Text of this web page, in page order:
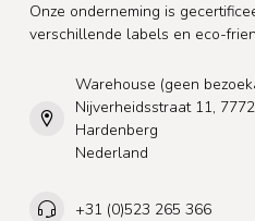
Onze onderneming is
verschillende labels en eco-
Warehouse (geen
Nijverheidsstraat 11,
Hardenberg
Nederland
+31 (0)523 265 366